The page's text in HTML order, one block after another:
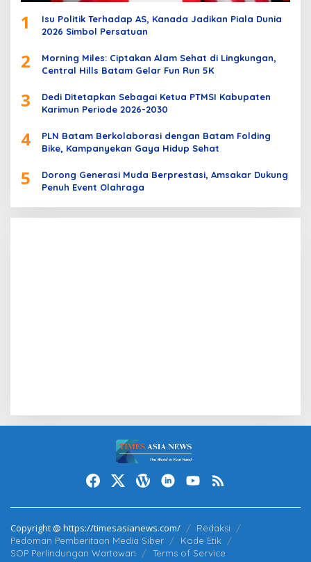
1
Isu Politik Terhadap AS, Kanada Jadikan Piala Dunia
2026 Simbol Persatuan
2
Morning Miles: Ciptakan Alam Sehat di Lingkungan,
Central Hills Batam Gelar Fun Run 5K
3
Dedi Ditetapkan Sebagai Ketua PTMSI Kabupaten
Karimun Periode 2026-2030
4
PLN Batam Berkolaborasi dengan Batam Folding
Bike, Kampanyekan Gaya Hidup Sehat
5
Dorong Generasi Muda Berprestasi, Amsakar Dukung
Penuh Event Olahraga
Copyright @ https://timesasianews.com/
Redaksi
Pedoman Pemberitaan Media Siber
Kode Etik
SOP Perlindungan Wartawan
Terms of Service